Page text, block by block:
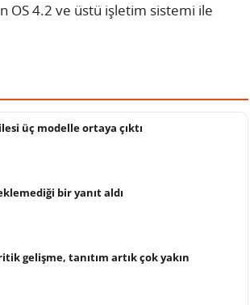
OS 4.2 ve üstü işletim sistemi ile
üç modelle ortaya çıktı
bir yanıt aldı
gelişme, tanıtım artık çok yakın